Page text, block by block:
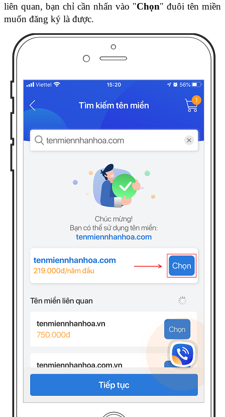
liên quan, bạn chỉ cần nhấn vào "Chọn" đuôi tên miền
muốn đăng ký là được.